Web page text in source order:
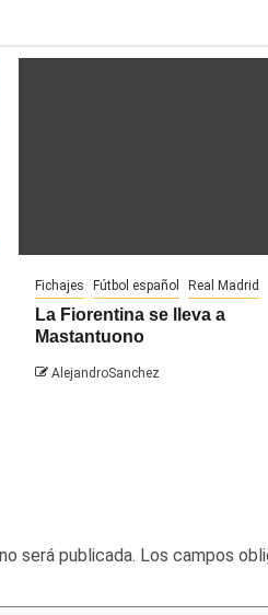
Fichajes Fútbol español Real Madrid
La Fiorentina se lleva a
Mastantuono
AlejandroSanchez
será publicada. Los campos